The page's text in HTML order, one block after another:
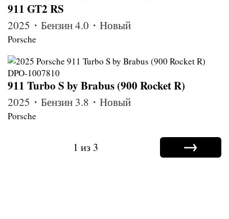
911 GT2 RS
2025・Бензин 4.0・Новый
Porsche
911 Turbo S by Brabus (900 Rocket R)
2025・Бензин 3.8・Новый
Porsche
1 из 3 →